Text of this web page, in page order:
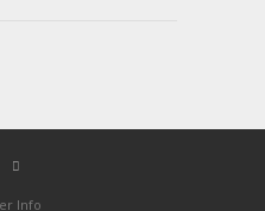
Info